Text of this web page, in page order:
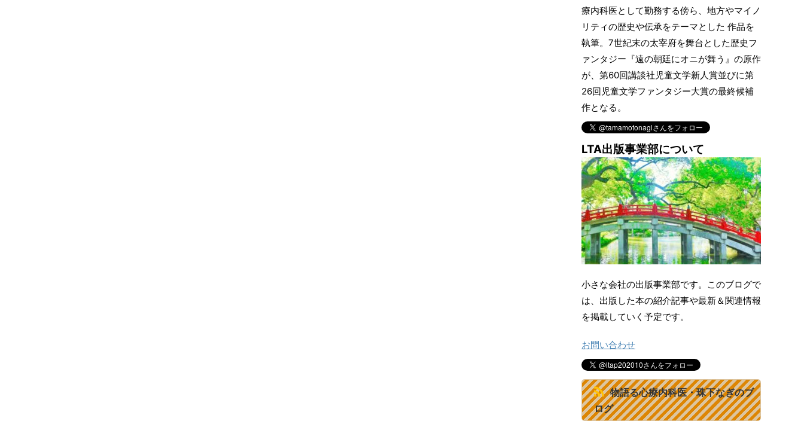
療内科医として勤務する傍ら、地方やマイノ
リティの歴史や伝承をテーマとした 作品を
執筆。7世紀末の太宰府を舞台とした歴史フ
ァンタジー『遠の朝廷にオニが舞う』の原作
が、第60回講談社児童文学新人賞並びに第
26回児童文学ファンタジー大賞の最終候補
作となる。
LTA出版事業部について
小さな会社の出版事業部です。このブログで
は、出版した本の紹介記事や最新＆関連情報
を掲載していく予定です。
お問い合わせ
物語る心療内科医・珠下なぎのブ
ログ